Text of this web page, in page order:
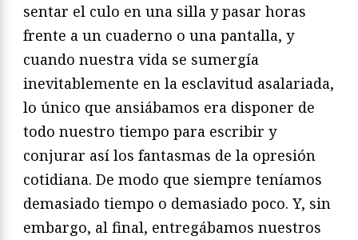
sentar el culo en una silla y pasar horas
frente a un cuaderno o una pantalla, y
cuando nuestra vida se sumergía
inevitablemente en la esclavitud asalariada,
lo único que ansiábamos era disponer de
todo nuestro tiempo para escribir y
conjurar así los fantasmas de la opresión
cotidiana. De modo que siempre teníamos
demasiado tiempo o demasiado poco. Y, sin
embargo, al final, entregábamos nuestros